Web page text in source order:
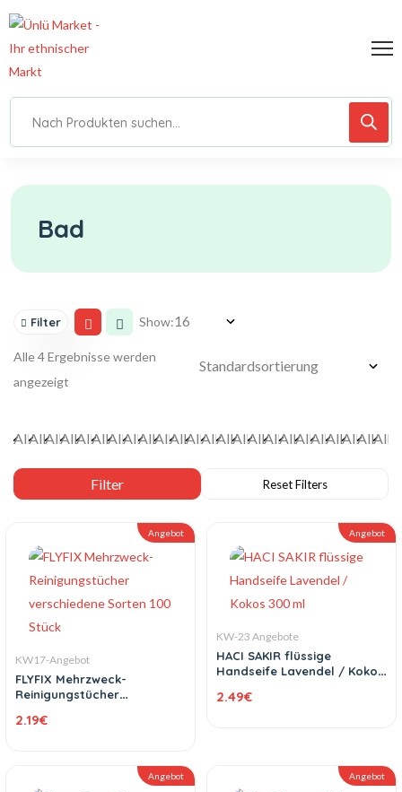
Bad
Filter Show:
Alle 4 Ergebnisse werden
angezeigt
Angebot
KW17-Angebot
FLYFIX Mehrzweck-
Reinigungstücher
Stück
2.19€
Angebot
KW-23 Angebote
HACI SAKIR flüssige
Handseife Lavendel / Kokos
2.49€
Angebot Angebot